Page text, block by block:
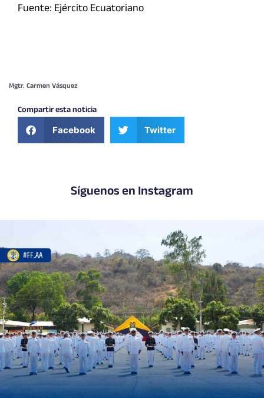
Fuente: Ejército Ecuatoriano
Mgtr. Carmen Vásquez
Compartir esta noticia
Facebook Twitter
Síguenos en Instagram